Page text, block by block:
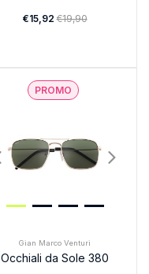
€15,92€19,90
PROMO
Gian Marco Venturi
Occhiali da Sole 380